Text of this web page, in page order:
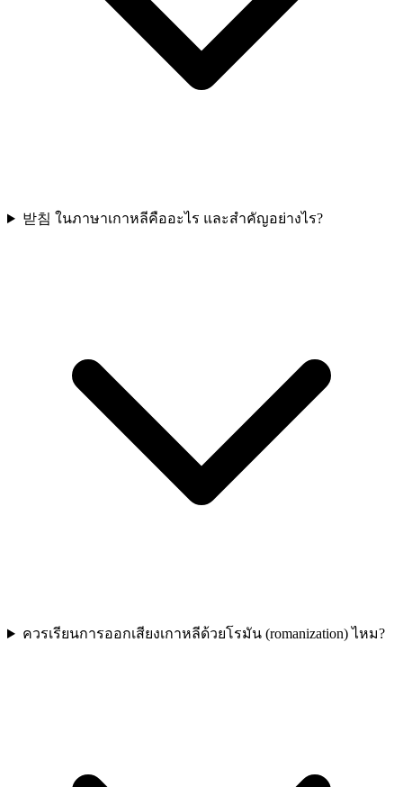
받침 ในภาษาเกาหลีคืออะไร และสำคัญอย่างไร?
ควรเรียนการออกเสียงเกาหลีด้วยโรมัน (romanization) ไหม?